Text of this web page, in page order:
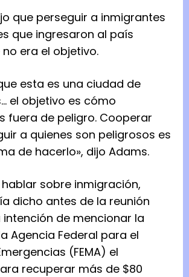
que perseguir a inmigrantes
que ingresaron al país
era el objetivo.
esta es una ciudad de
el objetivo es cómo
fuera de peligro. Cooperar
a quienes son peligrosos es
de hacerlo», dijo Adams.
sobre inmigración,
dicho antes de la reunión
de mencionar la
Agencia Federal para el
(FEMA) el
recuperar más de $80